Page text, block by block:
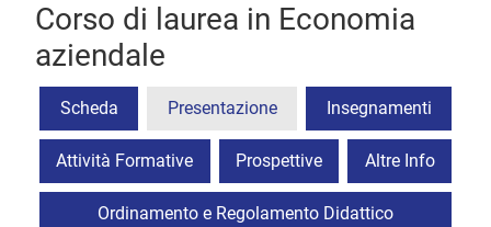
Corso di laurea in Economia
aziendale
Scheda Presentazione Insegnamenti
Attività Formative Prospettive Altre Info
Ordinamento e Regolamento Didattico